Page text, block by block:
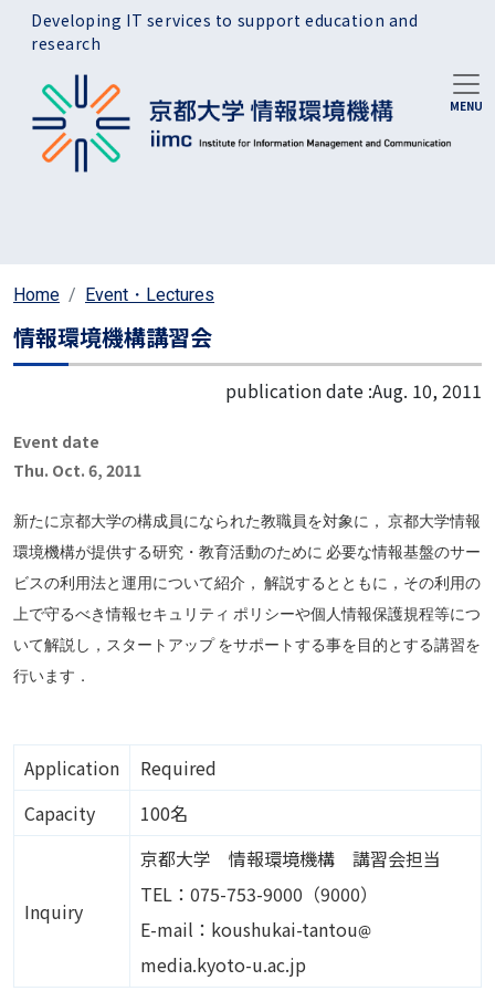
Skip to main content
Developing IT services to support education and
research
Home Event・Lectures
情報環境機構講習会
publication date :Aug. 10, 2011
Event date
Thu. Oct. 6, 2011
新たに京都大学の構成員になられた教職員を対象に， 京都大学情報
環境機構が提供する研究・教育活動のために 必要な情報基盤のサー
ビスの利用法と運用について紹介， 解説するとともに，その利用の
上で守るべき情報セキュリティ ポリシーや個人情報保護規程等につ
いて解説し，スタートアップ をサポートする事を目的とする講習を
行います．
Application
Required
Capacity
100名
Inquiry
京都大学 情報環境機構 講習会担当
TEL：075-753-9000（9000）
E-mail：koushukai-tantouImage
media.kyoto-u.ac.jp